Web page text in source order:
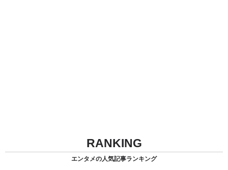
RANKING
エンタメの人気記事ランキング